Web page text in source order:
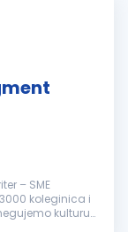
– SME
kulturu